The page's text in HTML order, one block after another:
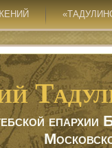
епархии